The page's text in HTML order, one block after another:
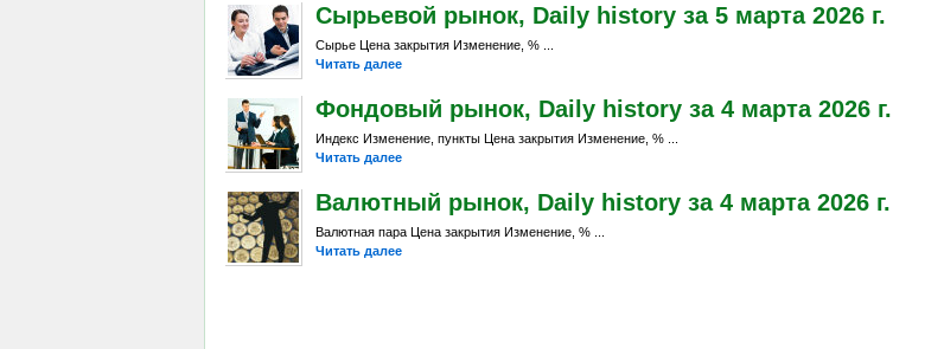
Сырьевой рынок, Daily history за 5 марта 2026 г.
Сырье Цена закрытия Изменение, % ...
Читать далее
Фондовый рынок, Daily history за 4 марта 2026 г.
Индекс Изменение, пункты Цена закрытия Изменение, % ...
Читать далее
Валютный рынок, Daily history за 4 марта 2026 г.
Валютная пара Цена закрытия Изменение, % ...
Читать далее